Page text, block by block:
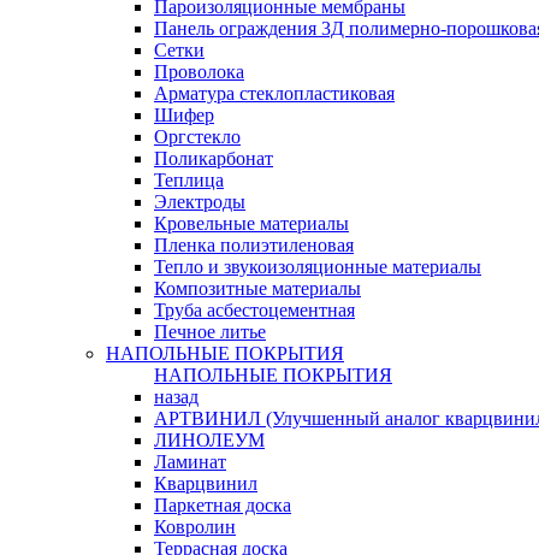
Пароизоляционные мембраны
Панель ограждения 3Д полимерно-
Сетки
Проволока
Арматура стеклопластиковая
Шифер
Оргстекло
Поликарбонат
Теплица
Электроды
Кровельные материалы
Пленка полиэтиленовая
Тепло и звукоизоляционные материалы
Композитные материалы
Труба асбестоцементная
Печное литье
НАПОЛЬНЫЕ ПОКРЫТИЯ
НАПОЛЬНЫЕ ПОКРЫТИЯ
назад
АРТВИНИЛ (Улучшенный аналог
ЛИНОЛЕУМ
Ламинат
Кварцвинил
Паркетная доска
Ковролин
Террасная доска